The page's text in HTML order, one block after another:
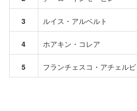
3 ルイス・アルベルト
4 ホアキン・コレア
5 フランチェスコ・アチェルビ